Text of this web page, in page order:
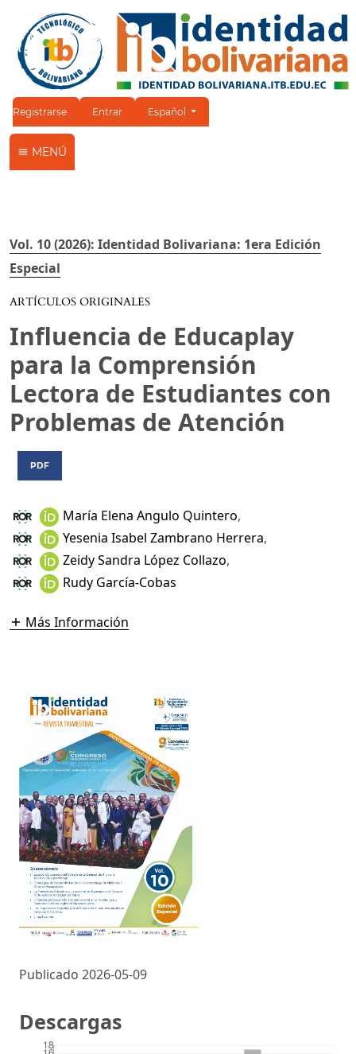
Registrarse Entrar Cambiar el idioma. El idioma actual es:
Español
MENÚ
Vol. 10 (2026): Identidad Bolivariana: 1era Edición
Especial
ARTÍCULOS ORIGINALES
Influencia de Educaplay
para la Comprensión
Lectora de Estudiantes con
Problemas de Atención
PDF
María Elena Angulo Quintero,
Yesenia Isabel Zambrano Herrera,
Zeidy Sandra López Collazo,
Rudy García-Cobas
Más Información
Publicado 2026-05-09
Descargas